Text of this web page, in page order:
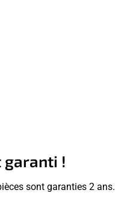
garanti !
sont garanties 2 ans.